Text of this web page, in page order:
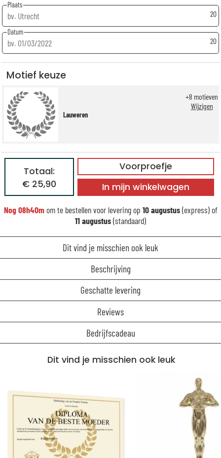
Plaats
20
Datum
20
Motief keuze
Lauweren
+8 motieven
Wijzigen
Voorproefje
Totaal:
€ 25,90
In mijn winkelwagen
Nog08h40mom te bestellen voor levering op 10 augustus(express) of
11 augustus(standaard)
Dit vind je misschien ook leuk
Beschrijving
Geschatte levering
Reviews
Bedrijfscadeau
Dit vind je misschien ook leuk